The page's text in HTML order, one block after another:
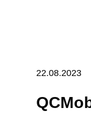
22.08.2023